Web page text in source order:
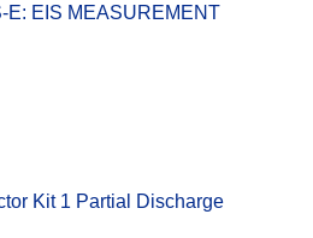
E: EIS MEASUREMENT
Kit 1 Partial Discharge